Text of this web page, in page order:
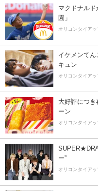
マクドナル
園」
オリコンタイア
イケメンて
キュン
オリコンタイア
大好評につ
ーン
オリコンタイア
ー”
オリコンタイア